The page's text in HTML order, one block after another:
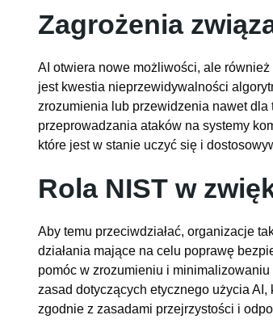
Zagrożenia
AI otwiera nowe możliwości, ale
jest kwestia nieprzewidywalności
zrozumienia lub przewidzenia nawet dla
przeprowadzania ataków na systemy
które jest w stanie uczyć się i
Rola NIST w
Aby temu przeciwdziałać, organizacje
działania mające na celu poprawę
pomóc w zrozumieniu i
zasad dotyczących etycznego użycia
zgodnie z zasadami przejrzystości i